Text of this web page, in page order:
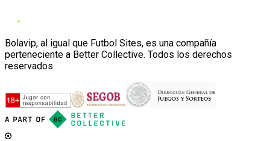
Bolavip, al igual que Futbol Sites, es una compañía
perteneciente a Better Collective. Todos los derechos
reservados